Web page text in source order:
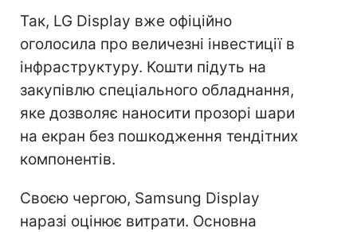
Так, LG Display вже офіційно
оголосила про величезні інвестиції в
інфраструктуру. Кошти підуть на
закупівлю спеціального обладнання,
яке дозволяє наносити прозорі шари
на екран без пошкодження тендітних
компонентів.
Своєю чергою, Samsung Display
наразі оцінює витрати. Основна